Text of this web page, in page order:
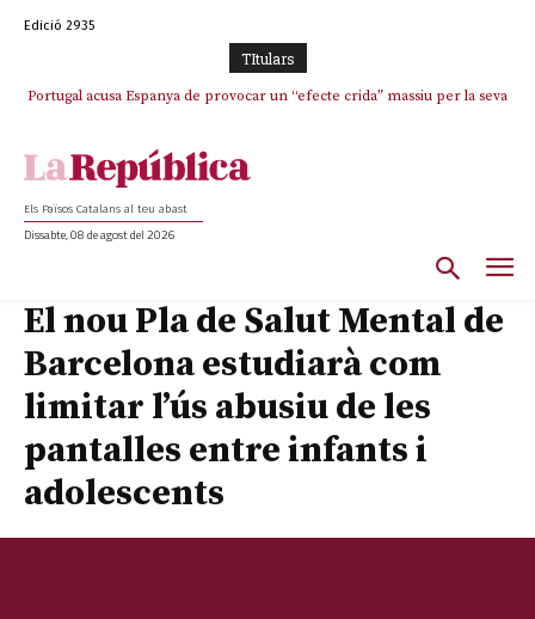
Edició 2935
TItulars
Portugal acusa Espanya de provocar un “efecte crida” massiu per la seva
El col·lapse de l’operació de Marc Puigtió a Girona: desbandada de
Els Països Catalans al teu abast
Dissabte, 08 de agost del 2026
El nou Pla de Salut Mental de
Barcelona estudiarà com
limitar l’ús abusiu de les
pantalles entre infants i
adolescents